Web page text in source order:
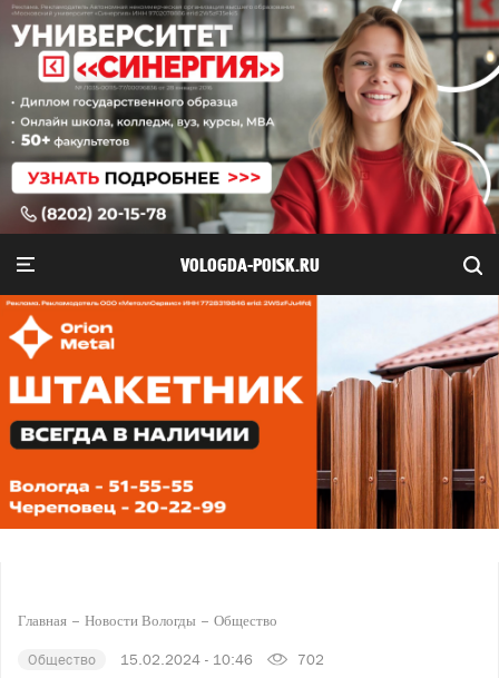
VOLOGDA-POISK.RU
Главная Новости Вологды Общество
Общество 15.02.2024 - 10:46 702